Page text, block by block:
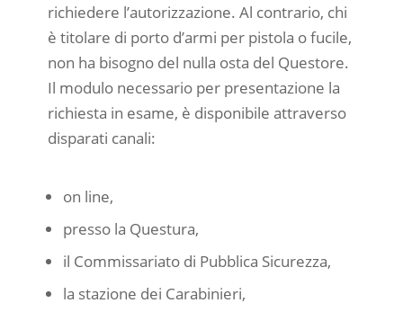
richiedere l’autorizzazione. Al contrario, chi
è titolare di porto d’armi per pistola o fucile,
non ha bisogno del nulla osta del Questore.
Il modulo necessario per presentazione la
richiesta in esame, è disponibile attraverso
disparati canali:
on line,
presso la Questura,
il Commissariato di Pubblica Sicurezza,
la stazione dei Carabinieri,